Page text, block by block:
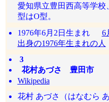
愛知県立豊田西高等学
型はO型。
1976年6月2日生まれ 6
出身の1976年生まれの人
3
花村あづさ 豊田市
Wikipedia
花村 あづさ（はなむら